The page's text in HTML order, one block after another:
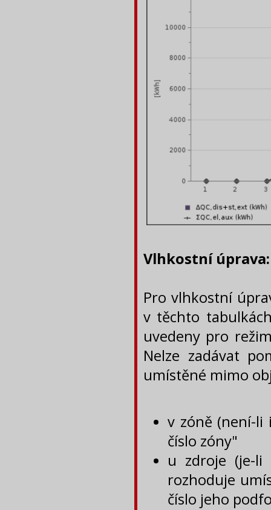
Vlhkostní úprava:
Pro vlhkostní
v těchto
uvedeny pro
Nelze zadávat
umístěné mimo
v zóně (není-li
číslo zóny"
u zdroje (je-li
rozhoduje
číslo jeho